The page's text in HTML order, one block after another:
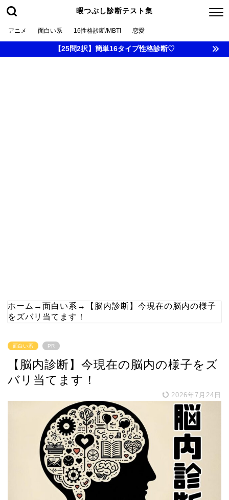
暇つぶし診断テスト集
アニメ 面白い系 16性格診断/MBTI 恋愛
【25問2択】簡単16タイプ性格診断♡
ホーム → 面白い系 →
【脳内診断】今現在の脳内の様子
をズバリ当てます！
面白い系 PR
【脳内診断】今現在の脳内の様子をズ
バリ当てます！
2026年7月24日